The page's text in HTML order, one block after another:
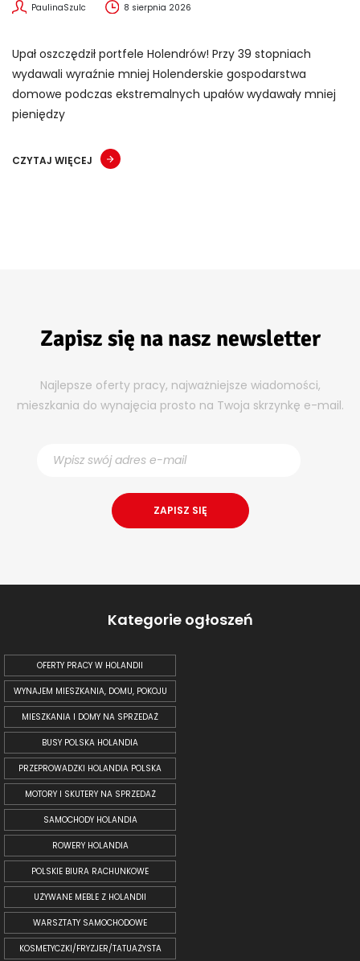
PaulinaSzulc 8 sierpnia 2026
Upał oszczędził portfele Holendrów! Przy 39 stopniach
wydawali wyraźnie mniej Holenderskie gospodarstwa
domowe podczas ekstremalnych upałów wydawały mniej
pieniędzy
CZYTAJ WIĘCEJ
Zapisz się na nasz newsletter
Najlepsze oferty pracy, najważniejsze wiadomości,
mieszkania do wynajęcia prosto na Twoja skrzynkę e-mail.
Kategorie ogłoszeń
OFERTY PRACY W HOLANDII
WYNAJEM MIESZKANIA, DOMU, POKOJU
MIESZKANIA I DOMY NA SPRZEDAŻ
BUSY POLSKA HOLANDIA
PRZEPROWADZKI HOLANDIA POLSKA
MOTORY I SKUTERY NA SPRZEDAŻ
SAMOCHODY HOLANDIA
ROWERY HOLANDIA
POLSKIE BIURA RACHUNKOWE
UŻYWANE MEBLE Z HOLANDII
WARSZTATY SAMOCHODOWE
KOSMETYCZKI/FRYZJER/TATUAŻYSTA